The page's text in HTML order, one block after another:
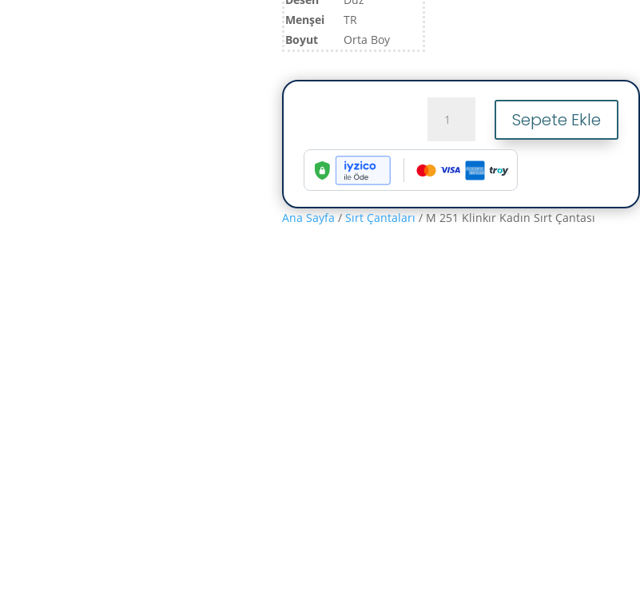
Menşei
TR
Boyut
Orta Boy
Kadın
Sırt
adet
Sepete Ekle
Ana Sayfa / Sırt Çantaları / M 251 Klinkır Kadın Sırt Çantası